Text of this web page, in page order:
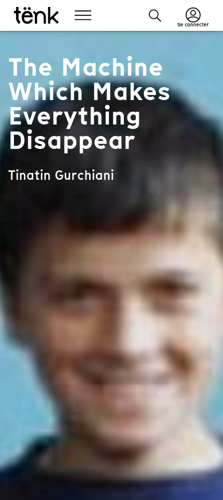
Se connecter
The Machine
Which Makes
Everything
Disappear
Tinatin Gurchiani